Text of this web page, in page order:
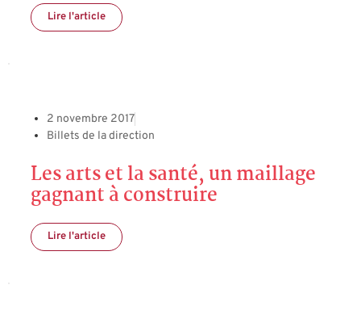
Lire l'article
2 novembre 2017
Billets de la direction
Les arts et la santé, un maillage
gagnant à construire
Lire l'article